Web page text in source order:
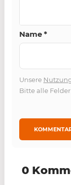
Name *
Unsere
Bitte alle
0